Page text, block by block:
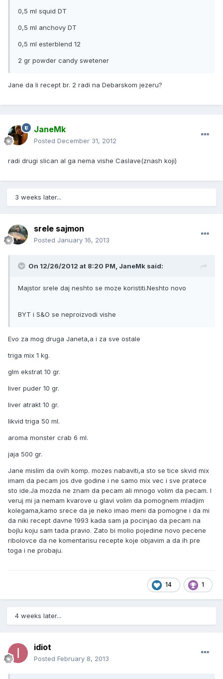
0,5 ml squid DT
0,5 ml anchovy DT
0,5 ml esterblend 12
2 gr powder candy swetener
Jane da li recept br. 2 radi na Debarskom jezeru?
JaneMk
Posted December 31, 2012
radi drugi slican al ga nema vishe Caslave(znash koji)
3 weeks later...
srele sajmon
Posted January 16, 2013
On 12/26/2012 at 8:20 PM, JaneMk said:
Majstor srele daj neshto se moze koristiti.Neshto novo
BYT i S&O se neproizvodi vishe
Evo za mog druga Janeta,a i za sve ostale
triga mix 1 kg.
glm ekstrat 10 gr.
liver puder 10 gr.
liver atrakt 10 gr.
likvid triga 50 ml.
aroma monster crab 6 ml.
jaja 500 gr.
Jane mislim da ovih komp. mozes nabaviti,a sto se tice skvid mix
imam da pecam jos dve godine i ne samo mix vec i sve pratece
sto ide.Ja mozda ne znam da pecam ali mnogo volim da pecam. I
veruj mi ja nemam kvarove u glavi volim da pomognem mladjim
kolegama,kamo srece da je neko imao meni da pomogne i da mi
da niki recept davne 1993 kada sam ja pocinjao da pecam na
bojlu koju sam tada pravio. Zato bi molio pojedine novo pecene
ribolovce da ne komentarisu recepte koje objavim a da ih pre
toga i ne probaju.
14 1
4 weeks later...
idiot
Posted February 8, 2013